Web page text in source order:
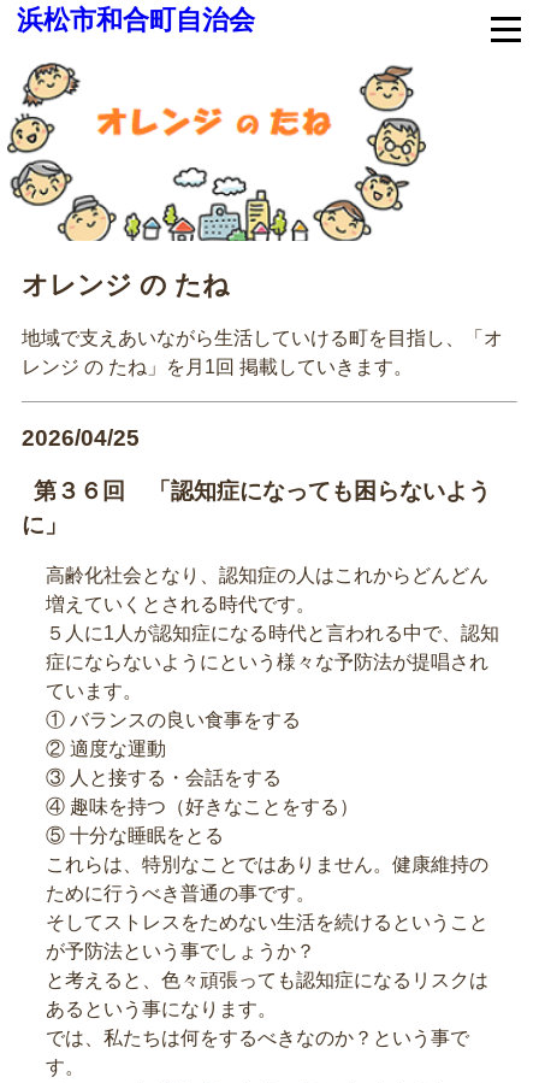
浜松市和合町自治会
オレンジ の たね
地域で支えあいながら生活していける町を目指し、「オ
レンジ の たね」を月1回 掲載していきます。
2026/04/25
第３６回 「認知症になっても困らないよう
に」
高齢化社会となり、認知症の人はこれからどんどん
増えていくとされる時代です。
５人に1人が認知症になる時代と言われる中で、認知
症にならないようにという様々な予防法が提唱され
ています。
① バランスの良い食事をする
② 適度な運動
③ 人と接する・会話をする
④ 趣味を持つ（好きなことをする）
⑤ 十分な睡眠をとる
これらは、特別なことではありません。健康維持の
ために行うべき普通の事です。
そしてストレスをためない生活を続けるということ
が予防法という事でしょうか？
と考えると、色々頑張っても認知症になるリスクは
あるという事になります。
では、私たちは何をするべきなのか？という事で
す。